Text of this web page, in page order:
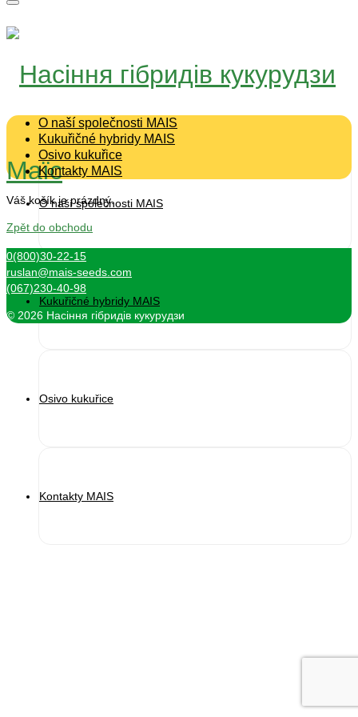
O naší společnosti MAIS
Kukuřičné hybridy MAIS
Osivo kukuřice
Kontakty MAIS
O naší společnosti MAIS
Kukuřičné hybridy MAIS
Osivo kukuřice
Kontakty MAIS
Váš košík je prázdný.
Zpět do obchodu
0(800)30-22-15
ruslan@mais-seeds.com
(067)230-40-98
© 2026 Насіння гібридів кукурудзи